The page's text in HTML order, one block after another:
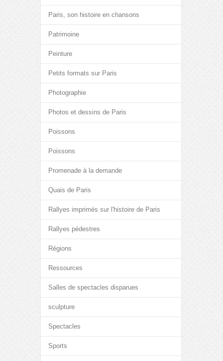
Paris, son histoire en chansons
Patrimoine
Peinture
Petits formats sur Paris
Photographie
Photos et dessins de Paris
Poissons
Poissons
Promenade à la demande
Quais de Paris
Rallyes imprimés sur l'histoire de Paris
Rallyes pédestres
Régions
Ressources
Salles de spectacles disparues
sculpture
Spectacles
Sports